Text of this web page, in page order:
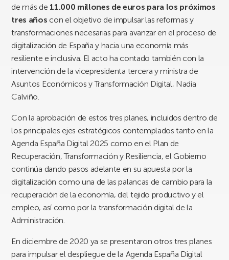
de más de 11.000 millones de euros para los próximos
tres años con el objetivo de impulsar las reformas y
transformaciones necesarias para avanzar en el proceso de
digitalización de España y hacia una economía más
resiliente e inclusiva. El acto ha contado también con la
intervención de la vicepresidenta tercera y ministra de
Asuntos Económicos y Transformación Digital, Nadia
Calviño.
Con la aprobación de estos tres planes, incluidos dentro de
los principales ejes estratégicos contemplados tanto en la
Agenda España Digital 2025 como en el Plan de
Recuperación, Transformación y Resiliencia, el Gobierno
continúa dando pasos adelante en su apuesta por la
digitalización como una de las palancas de cambio para la
recuperación de la economía, del tejido productivo y el
empleo, así como por la transformación digital de la
Administración.
En diciembre de 2020 ya se presentaron otros tres planes
para impulsar el despliegue de la Agenda España Digital